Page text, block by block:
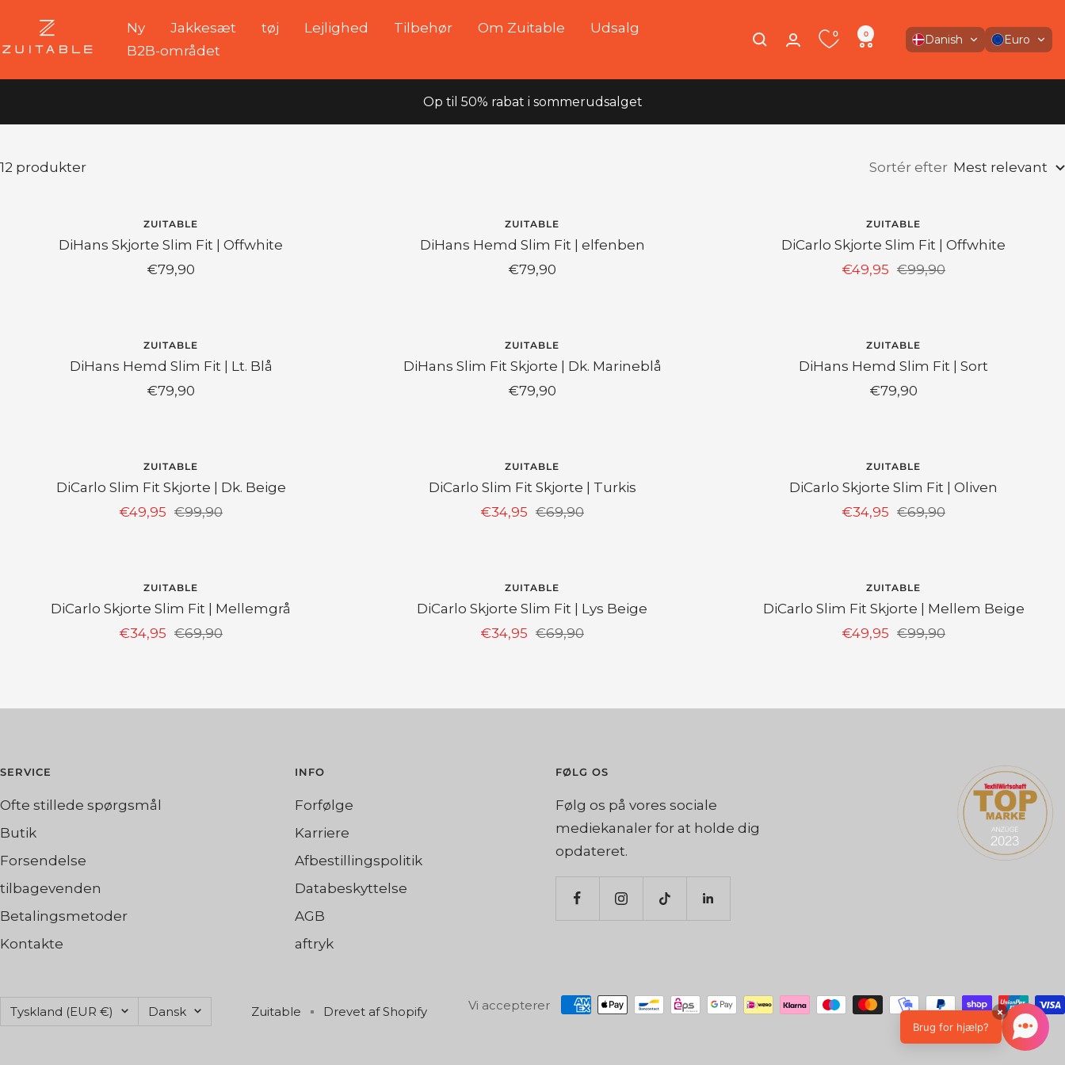
indhold
Ny Jakkesæt tøj Lejlighed Tilbehør Om Zuitable
Udsalg
B2B-området
Zuitable 0 0 Danish Euro
Op til 50% rabat i sommerudsalget
12 produkter Sortér efter Mest relevant
ZUITABLE
DiHans Skjorte Slim Fit | Offwhite
Angebotspreis
€79,90
ZUITABLE
DiHans Hemd Slim Fit | elfenben
Angebotspreis
€79,90
ZUITABLE
DiCarlo Skjorte Slim Fit | Offwhite
Angebotspreis
€49,95 Regulärer
€99,90
ZUITABLE
DiHans Hemd Slim Fit | Lt. Blå
Angebotspreis
€79,90
ZUITABLE
DiHans Slim Fit Skjorte | Dk. Marineblå
Angebotspreis
€79,90
ZUITABLE
DiHans Hemd Slim Fit | Sort
Angebotspreis
€79,90
ZUITABLE
DiCarlo Slim Fit Skjorte | Dk. Beige
Angebotspreis
€49,95 Regulärer
€99,90
ZUITABLE
DiCarlo Slim Fit Skjorte | Turkis
Angebotspreis
€34,95 Regulärer
€69,90
ZUITABLE
DiCarlo Skjorte Slim Fit | Oliven
Angebotspreis
€34,95 Regulärer
€69,90
ZUITABLE
DiCarlo Skjorte Slim Fit | Mellemgrå
Angebotspreis
€34,95 Regulärer
€69,90
ZUITABLE
DiCarlo Skjorte Slim Fit | Lys Beige
Angebotspreis
€34,95 Regulärer
€69,90
ZUITABLE
DiCarlo Slim Fit Skjorte | Mellem Beige
Angebotspreis
€49,95 Regulärer
€99,90
SERVICE
Ofte stillede spørgsmål
Butik
Forsendelse
tilbagevenden
Betalingsmetoder
Kontakte
INFO
Forfølge
Karriere
Afbestillingspolitik
Databeskyttelse
AGB
aftryk
FØLG OS
Følg os på vores sociale
mediekanaler for at holde dig
opdateret.
Land/Region
Tyskland (EUR €) Sprog
Dansk Zuitable Drevet af Shopify Vi accepterer ×
Brug for hjælp?